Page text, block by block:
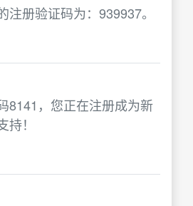
注册验证码为：939937。
8141，您正在注册成为新
！